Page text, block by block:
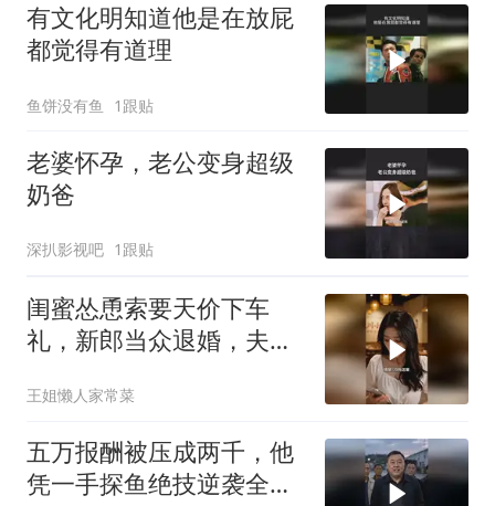
有文化明知道他是在放屁
都觉得有道理
鱼饼没有鱼 1跟贴
老婆怀孕，老公变身超级
奶爸
深扒影视吧 1跟贴
闺蜜怂恿索要天价下车
礼，新郎当众退婚，夫妻
王姐懒人家常菜
五万报酬被压成两千，他
凭一手探鱼绝技逆袭全渔